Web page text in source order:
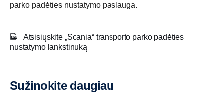
parko padėties nustatymo paslauga.
Atsisiųskite „Scania“ transporto parko padėties
nustatymo lankstinuką
Sužinokite daugiau